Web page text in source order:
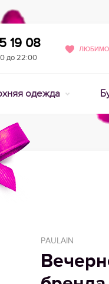
19 08
до 22:00
одежда
PAULAIN